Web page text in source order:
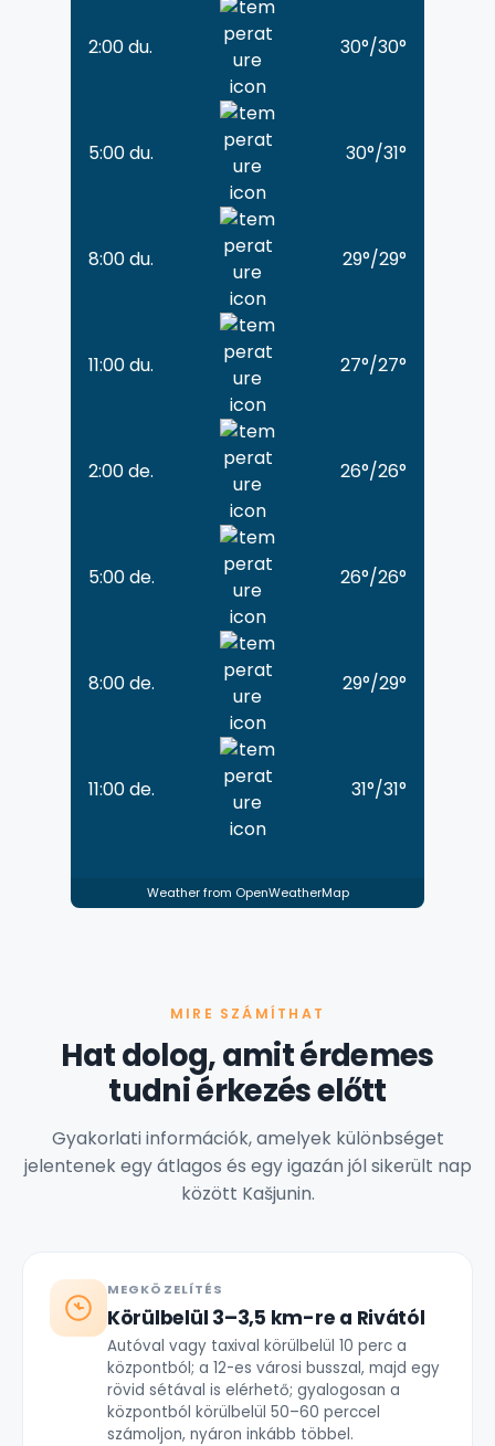
2:00 du. 30°/30°
5:00 du. 30°/31°
8:00 du. 29°/29°
11:00 du. 27°/27°
2:00 de. 26°/26°
5:00 de. 26°/26°
8:00 de. 29°/29°
11:00 de. 31°/31°
Weather from OpenWeatherMap
MIRE SZÁMÍTHAT
Hat dolog, amit érdemes
tudni érkezés előtt
Gyakorlati információk, amelyek különbséget
jelentenek egy átlagos és egy igazán jól sikerült nap
között Kašjunin.
MEGKÖZELÍTÉS
Körülbelül 3–3,5 km-re a Rivától
Autóval vagy taxival körülbelül 10 perc a
központból; a 12-es városi busszal, majd egy
rövid sétával is elérhető; gyalogosan a
központból körülbelül 50–60 perccel
számoljon, nyáron inkább többel.